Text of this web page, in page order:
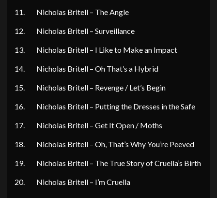
11. Nicholas Britell – The Angle
12. Nicholas Britell – Surveillance
13. Nicholas Britell – I Like to Make an Impact
14. Nicholas Britell – Oh That’s a Hybrid
15. Nicholas Britell – Revenge / Let’s Begin
16. Nicholas Britell – Putting the Dresses in the Safe
17. Nicholas Britell – Get It Open / Moths
18. Nicholas Britell – Oh, That’s Why You’re Peeved
19. Nicholas Britell – The True Story of Cruella’s Birth
20. Nicholas Britell – I’m Cruella